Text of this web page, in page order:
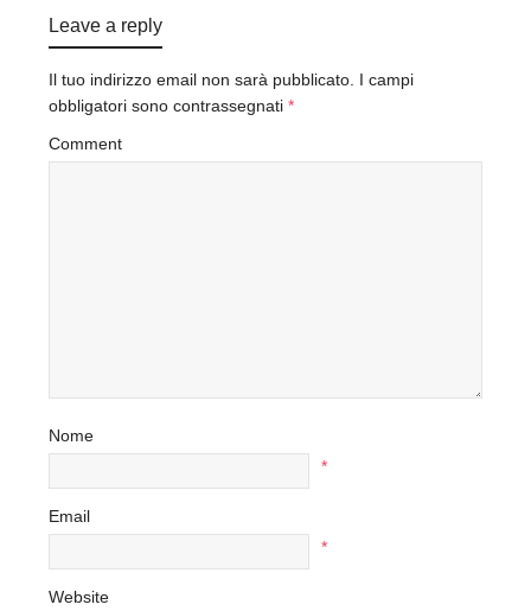
Leave a reply
Il tuo indirizzo email non sarà pubblicato. I campi
obbligatori sono contrassegnati *
Comment
Nome
*
Email
*
Website